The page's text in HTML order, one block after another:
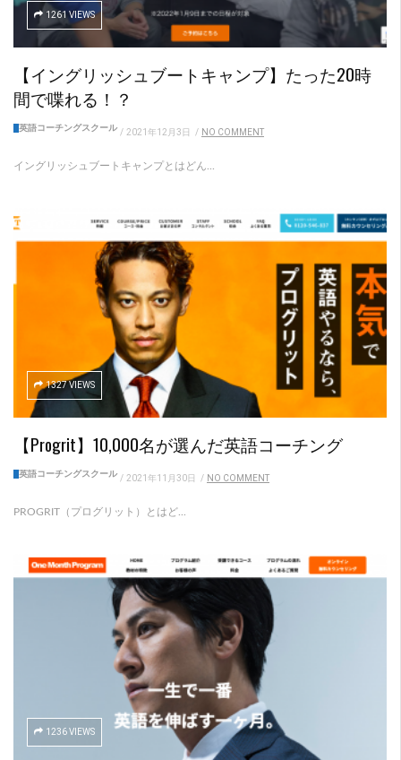
1261 VIEWS
【イングリッシュブートキャンプ】たった20時
間で喋れる！？
英語コーチングスクール / 2021年12月3日 / NO COMMENT
イングリッシュブートキャンプとはどん...
1327 VIEWS
【Progrit】10,000名が選んだ英語コーチング
英語コーチングスクール / 2021年11月30日 / NO COMMENT
PROGRIT（プログリット）とはど...
1236 VIEWS